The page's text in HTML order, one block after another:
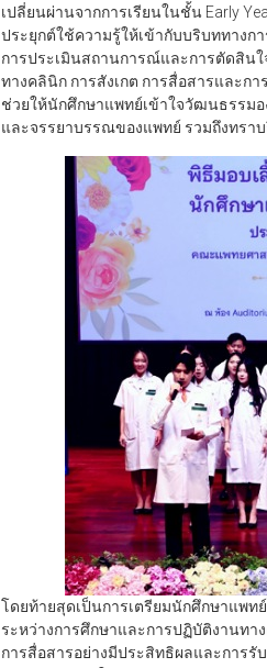
เปลี่ยนผ่านจากการเรียนในชั้น Early
ประยุกต์ใช้ความรู้ให้เข้ากับบริบททางก
การประเมินสถานการณ์และการตัดสิน
ทางคลินิก การสังเกต การสื่อสารและก
ช่วยให้นักศึกษาแพทย์เข้าใจวัฒนธรรมอ
และจรรยาบรรณของแพทย์ รวมถึงทรา
โดยท้ายสุดเป็นการเตรียมนักศึกษาแพ
ระหว่างการศึกษาและการปฏิบัติงานท
การสื่อสารอย่างมีประสิทธิผลและการ